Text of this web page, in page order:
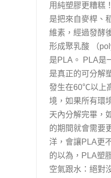
用純塑膠更糟糕
是把來自麥桿、
維素，經過發酵
形成聚乳酸 （
是PLA。 PLA是
是真正的可分解
發生在60℃以上
境，如果所有環
天內分解完畢，
的期間就會需要
洋，會讓PLA更
的以為，PLA塑
空氣跟水：絕對